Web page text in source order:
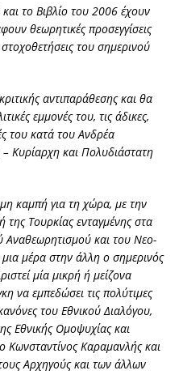
το Βιβλίο του 2006 έχουν
θεωρητικές προσεγγίσεις
στοχοθετήσεις του σημερινού
αντιπαράθεσης και θα
εμμονές του, τις άδικες,
του κατά του Ανδρέα
Κυρίαρχη και Πολυδιάστατη
καμπή για τη χώρα, με την
της Τουρκίας ενταγμένης στα
Αναθεωρητισμού και του Νεο-
μέρα στην άλλη ο σημερινός
μία μικρή ή μείζονα
να εμπεδώσει τις πολύτιμες
του Εθνικού Διαλόγου,
Εθνικής Ομοψυχίας και
Κωνσταντίνος Καραμανλής και
Αρχηγούς και των άλλων